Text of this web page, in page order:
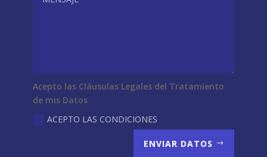
Acepto las Cláusulas Legales del Tratamiento
de mis Datos
ACEPTO LAS CONDICIONES
ENVIAR DATOS